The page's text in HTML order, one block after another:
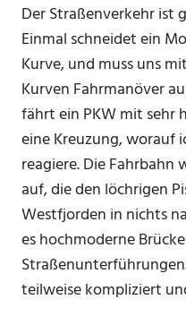
Der Straßenverkehr ist
Einmal schneidet ein
Kurve, und muss uns
Kurven Fahrmanöver
fährt ein PKW mit sehr
eine Kreuzung, worauf
reagiere. Die Fahrbahn
auf, die den löchrigen
Westfjorden in nichts
es hochmoderne
teilweise kompliziert